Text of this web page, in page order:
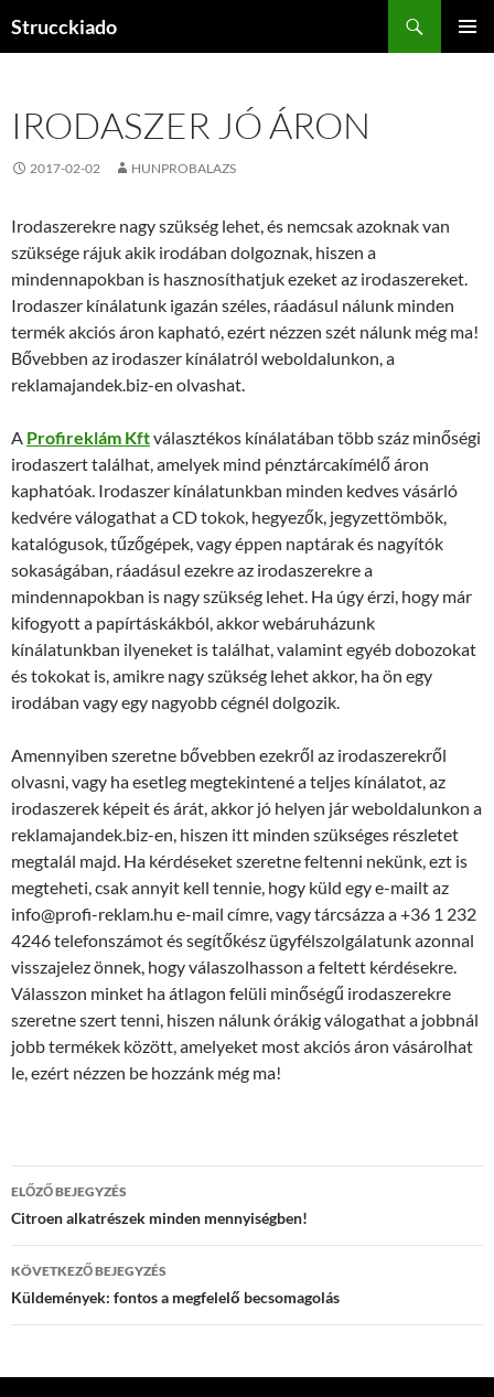
Strucckiado
IRODASZER JÓ ÁRON
2017-02-02 HUNPROBALAZS
Irodaszerekre nagy szükség lehet, és nemcsak azoknak van
szüksége rájuk akik irodában dolgoznak, hiszen a
mindennapokban is hasznosíthatjuk ezeket az irodaszereket.
Irodaszer kínálatunk igazán széles, ráadásul nálunk minden
termék akciós áron kapható, ezért nézzen szét nálunk még ma!
Bővebben az irodaszer kínálatról weboldalunkon, a
reklamajandek.biz-en olvashat.
A Profireklám Kftválasztékos kínálatában több száz minőségi
irodaszert találhat, amelyek mind pénztárcakímélő áron
kaphatóak. Irodaszer kínálatunkban minden kedves vásárló
kedvére válogathat a CD tokok, hegyezők, jegyzettömbök,
katalógusok, tűzőgépek, vagy éppen naptárak és nagyítók
sokaságában, ráadásul ezekre az irodaszerekre a
mindennapokban is nagy szükség lehet. Ha úgy érzi, hogy már
kifogyott a papírtáskákból, akkor webáruházunk
kínálatunkban ilyeneket is találhat, valamint egyéb dobozokat
és tokokat is, amikre nagy szükség lehet akkor, ha ön egy
irodában vagy egy nagyobb cégnél dolgozik.
Amennyiben szeretne bővebben ezekről az irodaszerekről
olvasni, vagy ha esetleg megtekintené a teljes kínálatot, az
irodaszerek képeit és árát, akkor jó helyen jár weboldalunkon a
reklamajandek.biz-en, hiszen itt minden szükséges részletet
megtalál majd. Ha kérdéseket szeretne feltenni nekünk, ezt is
megteheti, csak annyit kell tennie, hogy küld egy e-mailt az
info@profi-reklam.hu e-mail címre, vagy tárcsázza a +36 1 232
4246 telefonszámot és segítőkész ügyfélszolgálatunk azonnal
visszajelez önnek, hogy válaszolhasson a feltett kérdésekre.
Válasszon minket ha átlagon felüli minőségű irodaszerekre
szeretne szert tenni, hiszen nálunk órákig válogathat a jobbnál
jobb termékek között, amelyeket most akciós áron vásárolhat
le, ezért nézzen be hozzánk még ma!
Bejegyzések
navigációja
ELŐZŐ BEJEGYZÉS
Citroen alkatrészek minden mennyiségben!
KÖVETKEZŐ BEJEGYZÉS
Küldemények: fontos a megfelelő becsomagolás